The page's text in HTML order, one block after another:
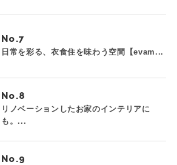
No.
日常を彩る、衣食住を味わう空間【evam...
No.
リノベーションしたお家のインテリアに
も。...
No.